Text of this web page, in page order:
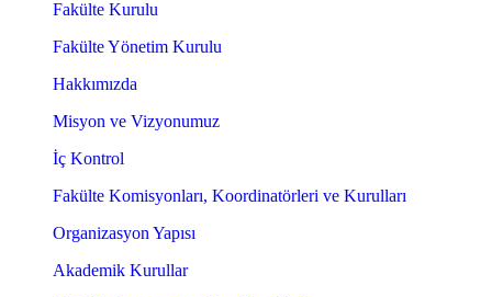
Fakülte Kurulu
Fakülte Yönetim Kurulu
Hakkımızda
Misyon ve Vizyonumuz
İç Kontrol
Fakülte Komisyonları, Koordinatörleri ve Kurulları
Organizasyon Yapısı
Akademik Kurullar